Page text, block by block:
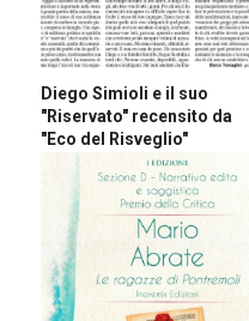
Diego Simioli e il suo
"Riservato" recensito da
"Eco del Risveglio"